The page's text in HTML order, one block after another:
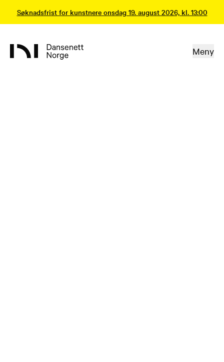
Søknadsfrist for kunstnere onsdag 19. august 2026, kl. 13:00
Meny